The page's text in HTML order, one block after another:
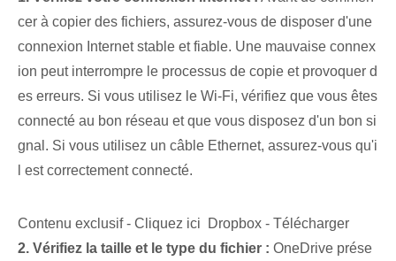
cer à copier des fichiers, assurez-vous de disposer d'une
connexion Internet stable et fiable. Une mauvaise connex
ion peut interrompre le processus de copie et provoquer d
es erreurs. Si vous utilisez le Wi-Fi, vérifiez que vous êtes
connecté au bon réseau et que vous disposez d'un bon si
gnal. Si vous utilisez un câble Ethernet, assurez-vous qu'i
l est correctement connecté.
Contenu exclusif - Cliquez ici Dropbox - Télécharger
2. Vérifiez la taille et le type du fichier : OneDrive prése